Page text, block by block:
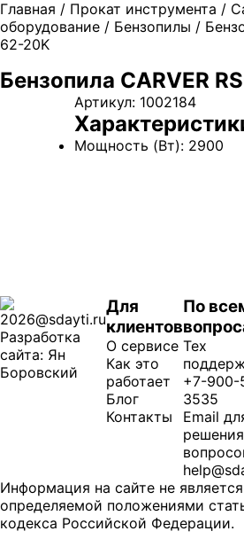
Главная / Прокат инструмента /
оборудование / Бензопилы /
62-20K
Бензопила CARVER
Артикул: 1002184
Мощность (Вт): 2900
2026@sdayti.ru
Разработка
сайта: Ян
Боровский
Для
клиентов
О сервисе
Как это
работает
Блог
Контакты
По
Тех
+7-900-
3535
Email
решения
Информация на сайте не
определяемой положениями
кодекса Российской Федерации.